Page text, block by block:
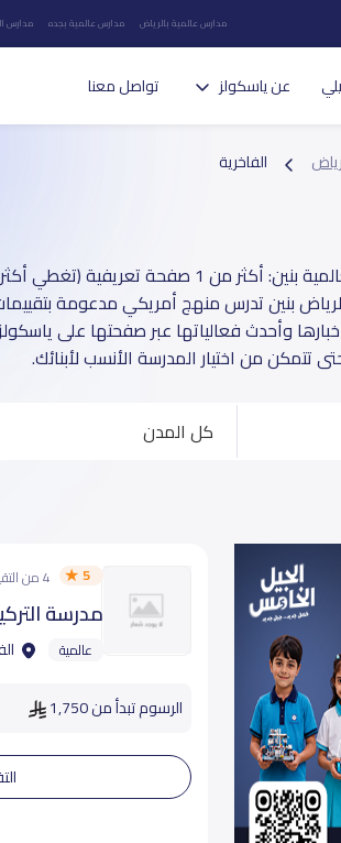
مدارس عالمية بالرياض مدارس عالمية بجده مدارس
عن ياسكولز تواصل معنا
الفاخرية
بنين تدرس منهج أمريكي مدعومة
وأحدث فعالياتها عبر صفحتها على
تتمكن من اختيار المدرسة الأنسب لأبنائك.
كل المدن
5 4 من التقييمات
مدرسة
عالمية
الرسوم تبدأ من 1,750